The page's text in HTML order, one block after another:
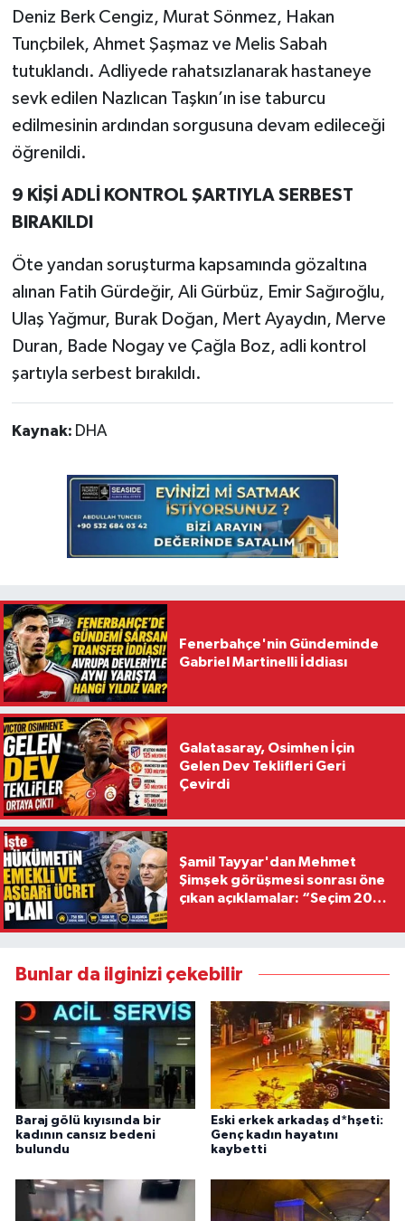
Deniz Berk Cengiz, Murat Sönmez, Hakan
Tunçbilek, Ahmet Şaşmaz ve Melis Sabah
tutuklandı. Adliyede rahatsızlanarak hastaneye
sevk edilen Nazlıcan Taşkın’ın ise taburcu
edilmesinin ardından sorgusuna devam edileceği
öğrenildi.
9 KİŞİ ADLİ KONTROL ŞARTIYLA SERBEST
BIRAKILDI
Öte yandan soruşturma kapsamında gözaltına
alınan Fatih Gürdeğir, Ali Gürbüz, Emir Sağıroğlu,
Ulaş Yağmur, Burak Doğan, Mert Ayaydın, Merve
Duran, Bade Nogay ve Çağla Boz, adli kontrol
şartıyla serbest bırakıldı.
Kaynak: DHA
Fenerbahçe'nin Gündeminde
Gabriel Martinelli İddiası
Galatasaray, Osimhen İçin
Gelen Dev Teklifleri Geri
Çevirdi
Şamil Tayyar'dan Mehmet
Şimşek görüşmesi sonrası öne
çıkan açıklamalar: “Seçim 2028
Bunlar da ilginizi çekebilir
Baraj gölü kıyısında bir
kadının cansız bedeni
bulundu
Eski erkek arkadaş d*hşeti:
Genç kadın hayatını
kaybetti